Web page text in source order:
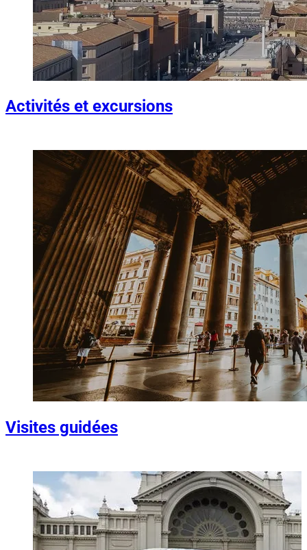
Activités et excursions
Visites guidées